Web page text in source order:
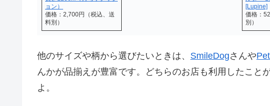
ョン）
価格：2,700円（税込、送
料別）
[Lupine]
価格：
別）
他のサイズや柄から選びたいときは、 SmileDogさんや
んかが品揃えが豊富です。どちらのお店も利用したこと
よ。